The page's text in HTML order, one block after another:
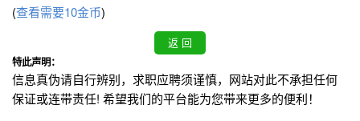
(查看需要10金币)
特此声明：
信息真伪请自行辨别，求职应聘须谨慎，网站对此不承担任何
保证或连带责任! 希望我们的平台能为您带来更多的便利！